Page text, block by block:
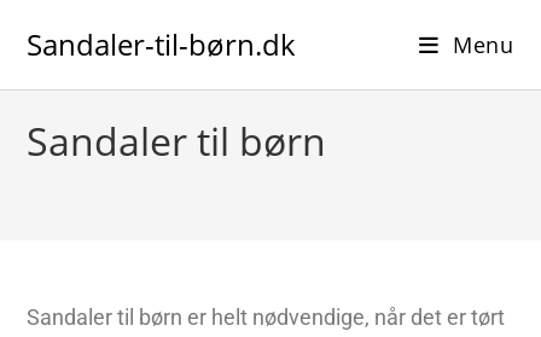
Sandaler-til-børn.dk Menu
Sandaler til børn
Sandaler til børn er helt nødvendige, når det er tørt